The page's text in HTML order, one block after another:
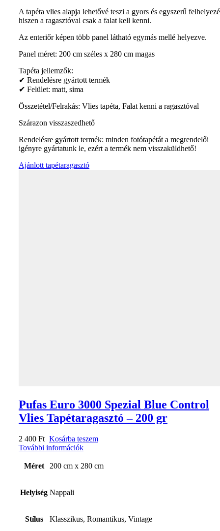
A tapéta vlies alapja lehetővé teszi a gyors és egyszerű
hiszen a ragasztóval csak a falat kell kenni.
Az enteriőr képen több panel látható egymás mellé helyezve.
Panel méret: 200 cm széles x 280 cm magas
Tapéta jellemzők:
✔ Rendelésre gyártott termék
✔ Felület: matt, sima
Összetétel/Felrakás: Vlies tapéta, Falat kenni a ragasztóval
Szárazon visszaszedhető
Rendelésre gyártott termék: minden fotótapétát a megrendelői
igényre gyártatunk le, ezért a termék nem visszaküldhető!
Ajánlott tapétaragasztó
Pufas Euro 3000 Spezial Blue Control
Vlies Tapétaragasztó – 200 gr
2 400 Ft Kosárba teszem
További információk
Méret 200 cm x 280 cm
Helyiség Nappali
Stílus Klasszikus, Romantikus, Vintage